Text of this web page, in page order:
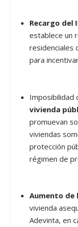
Recargo del
establece un
residenciales
para
Imposibilidad
vivienda
promuevan
viviendas
protección
régimen de
Aumento de
vivienda
Adevinta, en